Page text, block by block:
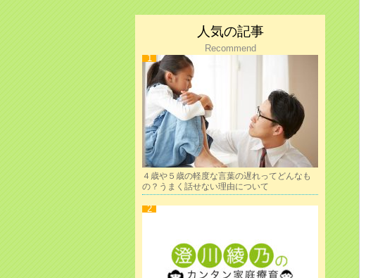
人気の記事
Recommend
４歳や５歳の軽度な言葉の遅れってどんなも
の？うまく話せない理由について